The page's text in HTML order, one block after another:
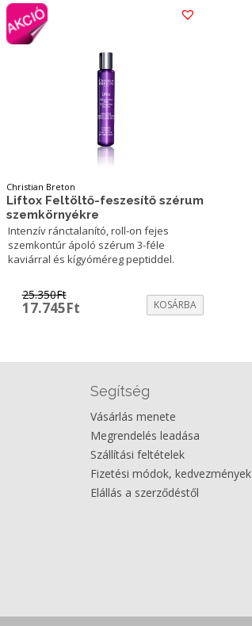
Christian Breton
Liftox Feltöltő-feszesítő szérum
szemkörnyékre
Intenzív ránctalanító, roll-on fejes
szemkontúr ápoló szérum 3-féle
kaviárral és kígyóméreg peptiddel.
25.350Ft
Original
17.745FtCurrent KOSÁRBA
Segítség
Vásárlás menete
Megrendelés leadása
Szállítási feltételek
Fizetési módok, kedvezmények
Elállás a szerződéstől